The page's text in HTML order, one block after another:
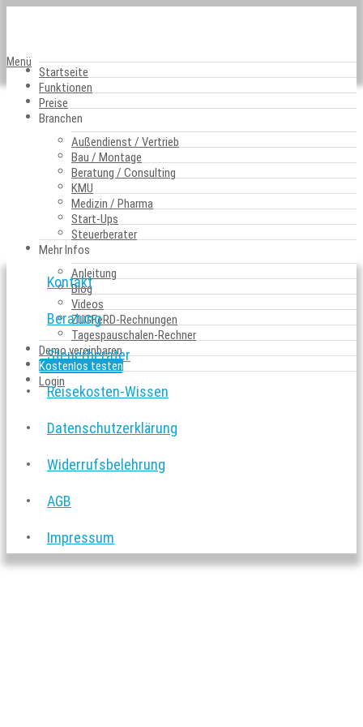
Menü
Startseite
Funktionen
Preise
Branchen
Außendienst / Vertrieb
Bau / Montage
Beratung / Consulting
KMU
Medizin / Pharma
Start-Ups
Steuerberater
Mehr Infos
Anleitung
Blog
Videos
ZUGFeRD-Rechnungen
Tagespauschalen-Rechner
Demo vereinbaren
Kostenlos testen
Login
Impressum
Belegmeister GmbH
Kolonnenstraße 8
10827 Berlin
Tel.: 030 / 12053588
E-Mail: info[at]belegmeister.de
Geschäftsführer und V.i.S.d.P.: Johannes Koch
Handelsregister: AG Charlottenburg, HRB 151715
USt-IdNr.: DE290389137
Kontakt
Beratung
Steuerberater
Reisekosten-Wissen
Datenschutzerklärung
Widerrufsbelehrung
AGB
Impressum